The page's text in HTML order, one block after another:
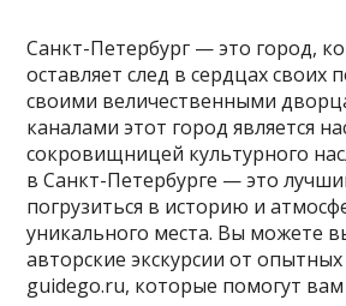
Санкт-Петербург — это город,
оставляет след в сердцах своих
своими величественными
каналами этот город является
сокровищницей культурного
в Санкт-Петербурге — это
погрузиться в историю и
уникального места. Вы можете
авторские экскурсии от
guidego.ru, которые помогут